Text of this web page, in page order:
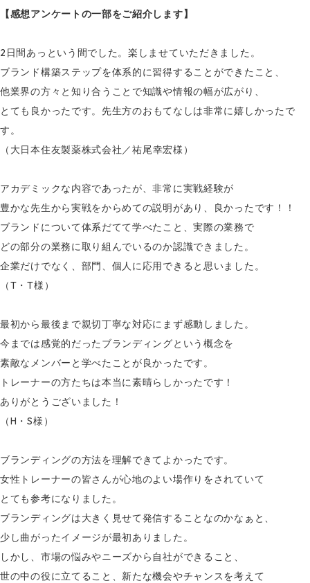
【感想アンケートの一部をご紹介します】
2日間あっという間でした。楽しませていただきました。
ブランド構築ステップを体系的に習得することができたこと、
他業界の方々と知り合うことで知識や情報の幅が広がり、
とても 良かったです。先生方のおもてなしは非常に嬉しかったで
す。
（大日本住友製薬株式会社／祐尾幸宏様）
アカデミックな内容であったが、非常に実戦経験が
豊かな先生から実戦をからめての説明があり、良かったです！！
ブランドについて体系だてて学べたこと、実際の業務で
どの部分の業務に取り組んでいるのか認識できました。
企業だけでなく、部門、個人に応用できると思いました。
（T・T様）
最初から最後まで親切丁寧な対応にまず感動しました。
今までは感覚的だったブランディングという概念を
素敵なメンバーと学べたことが良かったです。
トレーナーの方たちは本当に素晴らしかったです！
ありがとうございました！
（H・S様）
ブランディングの方法を理解できてよかったです。
女性トレーナーの皆さんが心地のよい場作りをされていて
とても参考になりました。
ブランディングは大きく見せて発信することなのかなぁと、
少し曲がったイメージが最初ありました。
しかし、市場の悩みやニーズから自社ができること、
世の中の役に立てること、新たな機会やチャンスを考えて